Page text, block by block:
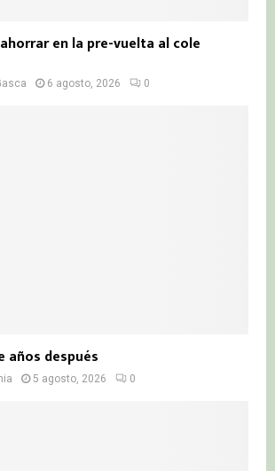
en la pre-vuelta al cole
6 agosto, 2026 0
años después
5 agosto, 2026 0